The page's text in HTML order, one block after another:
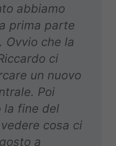
abbiamo
prima parte
Ovvio che la
ci
un nuovo
Poi
la fine del
cosa ci
a